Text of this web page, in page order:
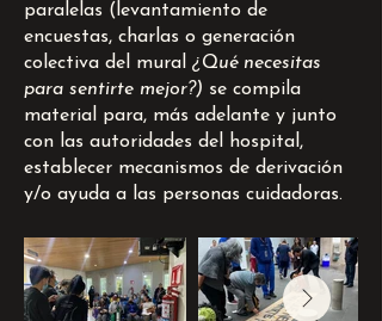
paralelas (levantamiento de
encuestas, charlas o generación
colectiva del mural ¿Qué necesitas
para sentirte mejor?) se compila
material para, más adelante y junto
con las autoridades del hospital,
establecer mecanismos de derivación
y/o ayuda a las personas cuidadoras.